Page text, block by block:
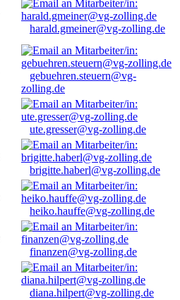
harald.gmeiner@vg-zolling.de
gebuehren.steuern@vg-
zolling.de
ute.gresser@vg-zolling.de
brigitte.haberl@vg-zolling.de
heiko.hauffe@vg-zolling.de
finanzen@vg-zolling.de
diana.hilpert@vg-zolling.de